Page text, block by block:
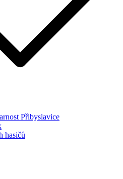
Přibyslavice
hasičů